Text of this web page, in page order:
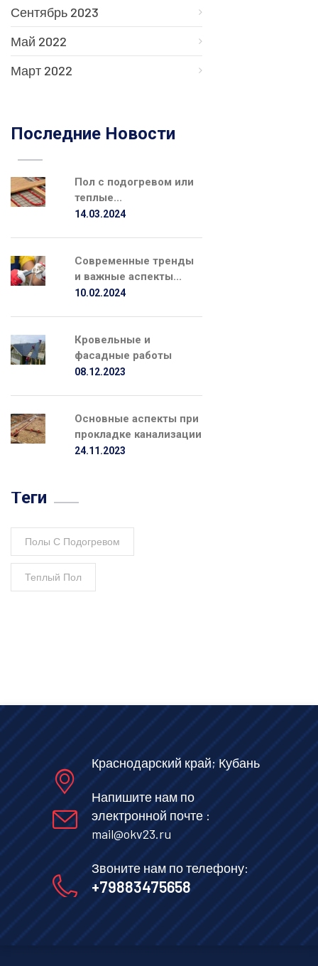
Сентябрь 2023
Май 2022
Март 2022
Последние Новости
Пол с подогревом или
теплые...
14.03.2024
Современные тренды
и важные аспекты...
10.02.2024
Кровельные и
фасадные работы
08.12.2023
Основные аспекты при
прокладке канализации
24.11.2023
Теги
Полы С Подогревом
Теплый Пол
Краснодарский край; Кубань
Напишите нам по
электронной почте :
mail@okv23.ru
Звоните нам по телефону:
+79883475658